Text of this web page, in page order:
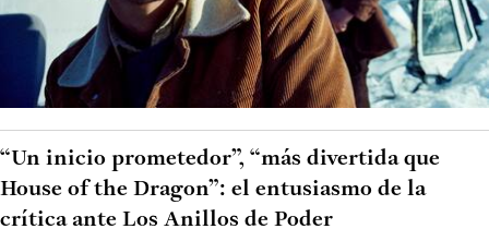
“Un inicio prometedor”, “más divertida que
House of the Dragon”: el entusiasmo de la
crítica ante Los Anillos de Poder